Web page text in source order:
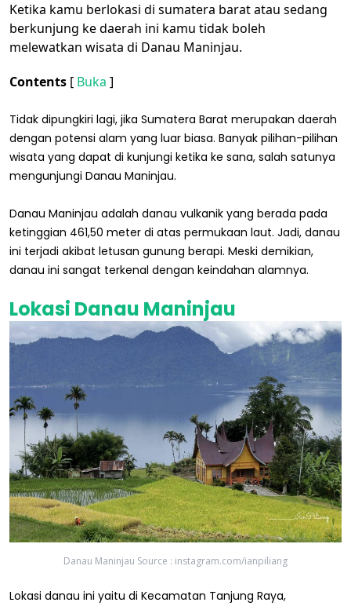
Ketika kamu berlokasi di sumatera barat atau sedang
berkunjung ke daerah ini kamu tidak boleh
melewatkan wisata di Danau Maninjau.
Contents [ Buka ]
Tidak dipungkiri lagi, jika Sumatera Barat merupakan daerah
dengan potensi alam yang luar biasa. Banyak pilihan-pilihan
wisata yang dapat di kunjungi ketika ke sana, salah satunya
mengunjungi Danau Maninjau.
Danau Maninjau adalah danau vulkanik yang berada pada
ketinggian 461,50 meter di atas permukaan laut. Jadi, danau
ini terjadi akibat letusan gunung berapi. Meski demikian,
danau ini sangat terkenal dengan keindahan alamnya.
Lokasi Danau Maninjau
Danau Maninjau Source : instagram.com/ianpiliang
Lokasi danau ini yaitu di Kecamatan Tanjung Raya,